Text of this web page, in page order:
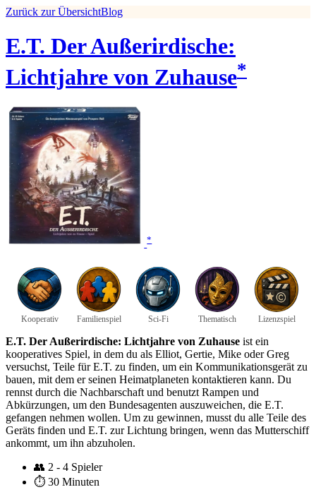
Zurück zur ÜbersichtBlog
E.T. Der Außerirdische:
Lichtjahre von Zuhause*
*
Kooperativ Familienspiel Sci-Fi Thematisch Lizenzspiel
E.T. Der Außerirdische: Lichtjahre von Zuhause ist ein
kooperatives Spiel, in dem du als Elliot, Gertie, Mike oder Greg
versuchst, Teile für E.T. zu finden, um ein Kommunikationsgerät zu
bauen, mit dem er seinen Heimatplaneten kontaktieren kann. Du
rennst durch die Nachbarschaft und benutzt Rampen und
Abkürzungen, um den Bundesagenten auszuweichen, die E.T.
gefangen nehmen wollen. Um zu gewinnen, musst du alle Teile des
Geräts finden und E.T. zur Lichtung bringen, wenn das Mutterschiff
ankommt, um ihn abzuholen.
👥 2 - 4 Spieler
⏱️ 30 Minuten